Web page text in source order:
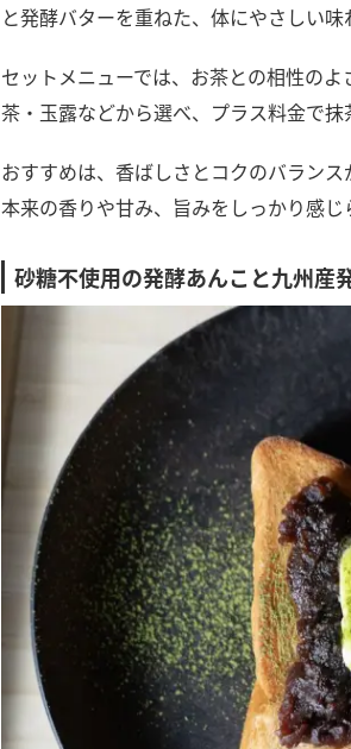
と発酵バターを重ねた、体にやさしい味
セットメニューでは、お茶との相性の
茶・玉露などから選べ、プラス料金で抹
おすすめは、香ばしさとコクのバラン
本来の香りや甘み、旨みをしっかり感じ
砂糖不使用の発酵あんこと九州産